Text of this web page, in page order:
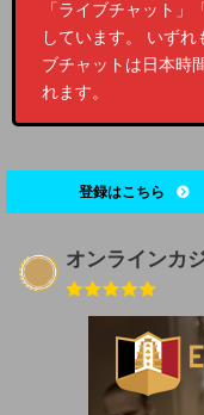
「ライブチャット」
しています。 いず
ブチャットは日本時
れます。
登録はこちら
オンラインカ